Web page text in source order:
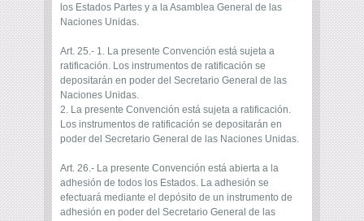
los Estados Partes y a la Asamblea General de las
Naciones Unidas.
Art. 25.- 1. La presente Convención está sujeta a
ratificación. Los instrumentos de ratificación se
depositarán en poder del Secretario General de las
Naciones Unidas.
2. La presente Convención está sujeta a ratificación.
Los instrumentos de ratificación se depositarán en
poder del Secretario General de las Naciones Unidas.
Art. 26.- La presente Convención está abierta a la
adhesión de todos los Estados. La adhesión se
efectuará mediante el depósito de un instrumento de
adhesión en poder del Secretario General de las